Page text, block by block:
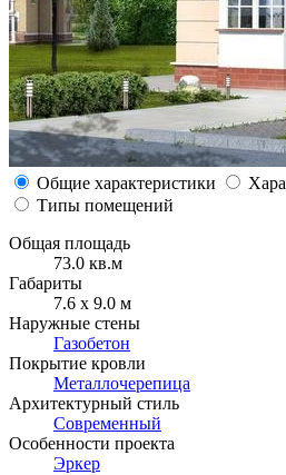
Общие характеристики
Типы помещений
Общая площадь
73.0 кв.м
Габариты
7.6 x 9.0 м
Наружные стены
Газобетон
Покрытие кровли
Металлочерепица
Архитектурный стиль
Современный
Особенности проекта
Эркер